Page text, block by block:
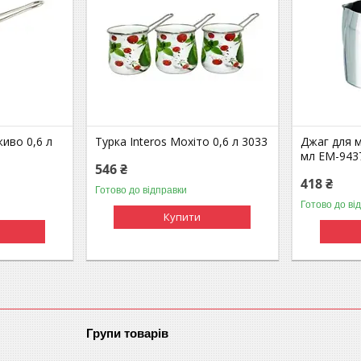
0,6 л Турка Interos Мохіто 0,6 л 3033
546 ₴
Готово до відправки
Купити
Джаг для
мл EM-
418 ₴
Готово до
Групи товарів